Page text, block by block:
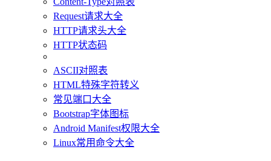
Request请求大全
HTTP请求头大全
HTTP状态码
ASCII对照表
HTML特殊字符转义
常见端口大全
Bootstrap字体图标
Android Manifest权限大全
Linux常用命令大全